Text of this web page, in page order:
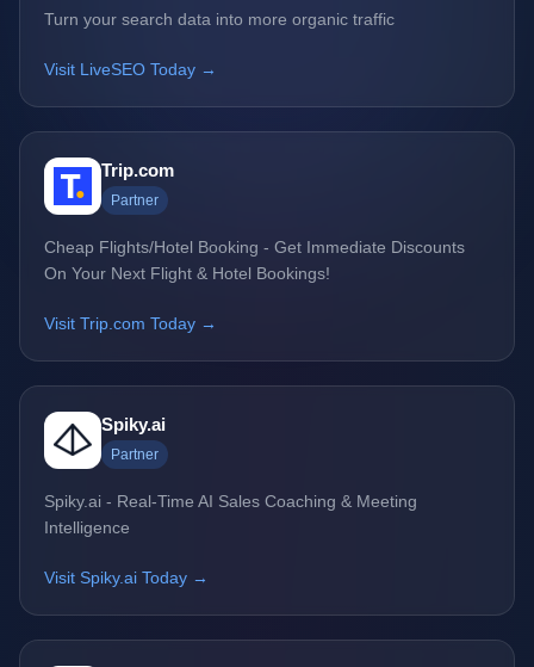
Turn your search data into more organic traffic
Visit LiveSEO Today →
Trip.com
Partner
Cheap Flights/Hotel Booking - Get Immediate Discounts
On Your Next Flight & Hotel Bookings!
Visit Trip.com Today →
Spiky.ai
Partner
Spiky.ai - Real-Time AI Sales Coaching & Meeting
Intelligence
Visit Spiky.ai Today →